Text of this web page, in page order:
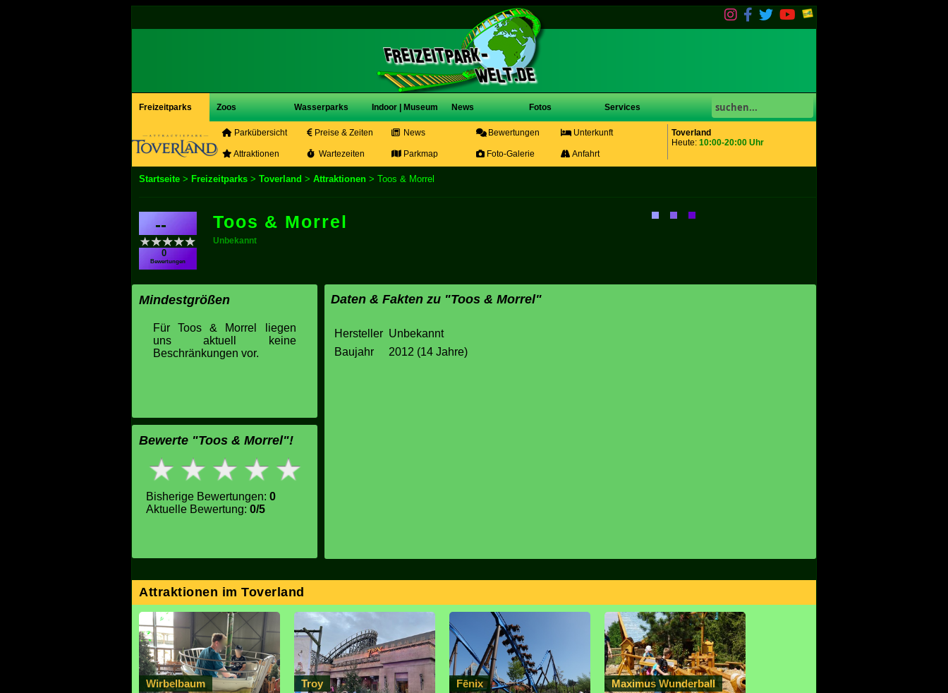
Freizeitparks Zoos Wasserparks Indoor | Museum News Fotos Services
Toverland
Heute: 10:00-20:00 Uhr
Parkübersicht Preise & Zeiten News Bewertungen Unterkunft
Attraktionen Wartezeiten Parkmap Foto-Galerie Anfahrt
Startseite > Freizeitparks > Toverland > Attraktionen > Toos & Morrel
--
0
Bewertungen
Toos & Morrel
Unbekannt
Mindestgrößen
Für Toos & Morrel liegen
uns aktuell keine
Beschränkungen vor.
Bewerte "Toos & Morrel"!
Bisherige Bewertungen: 0
Aktuelle Bewertung: 0/5
Daten & Fakten zu "Toos & Morrel"
Hersteller Unbekannt
Baujahr
2012 (14 Jahre)
Attraktionen im Toverland
Wirbelbaum Troy Fēnix Maximus Wunderball